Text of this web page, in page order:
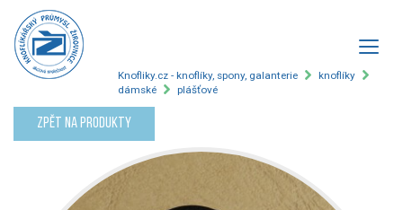
Knofliky.cz - knoflíky, spony, galanterie
knoflíky
dámské
plášťové
Zpět na produkty